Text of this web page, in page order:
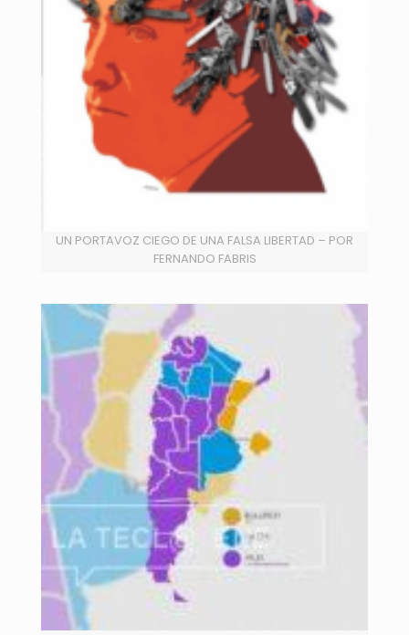
UN PORTAVOZ CIEGO DE UNA FALSA LIBERTAD – POR
FERNANDO FABRIS